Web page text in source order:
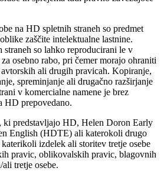
na HD spletnih straneh so predmet
zaščite intelektualne lastnine.
straneh so lahko reproducirani le v
osebno rabo, pri čemer morajo ohraniti
ali drugih pravicah. Kopiranje,
spreminjanje ali drugačno razširjanje
v komercialne namene je brez
HD prepovedano.
ki predstavljajo HD, Helen Doron Early
English (HDTE) ali katerokoli drugo
izdelek ali storitev tretje osebe
pravic, oblikovalskih pravic, blagovnih
tretje osebe.